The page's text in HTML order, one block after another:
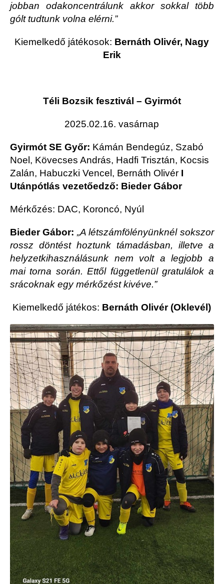
jobban odakoncentrálunk akkor sokkal több
gólt tudtunk volna elérni.”
Kiemelkedő játékosok: Bernáth Olivér, Nagy
Erik
Téli Bozsik fesztivál – Gyirmót
2025.02.16. vasárnap
Gyirmót SE Győr: Kámán Bendegúz, Szabó
Noel, Kövecses András, Hadfi Trisztán, Kocsis
Zalán, Habuczki Vencel, Bernáth Olivér I
Utánpótlás vezetőedző: Bieder Gábor
Mérkőzés: DAC, Koroncó, Nyúl
Bieder Gábor: „A létszámfölényünknél sokszor
rossz döntést hoztunk támadásban, illetve a
helyzetkihasználásunk nem volt a legjobb a
mai torna során. Ettől függetlenül gratulálok a
srácoknak egy mérkőzést kivéve.”
Kiemelkedő játékos: Bernáth Olivér (Oklevél)